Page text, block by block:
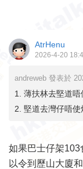
AtrHenu
2026-4-20
andreweb 發表於
1. 薄扶林去堅道唔
2. 堅道去灣仔唔使
如果巴士仔架
以令到歷山大廈